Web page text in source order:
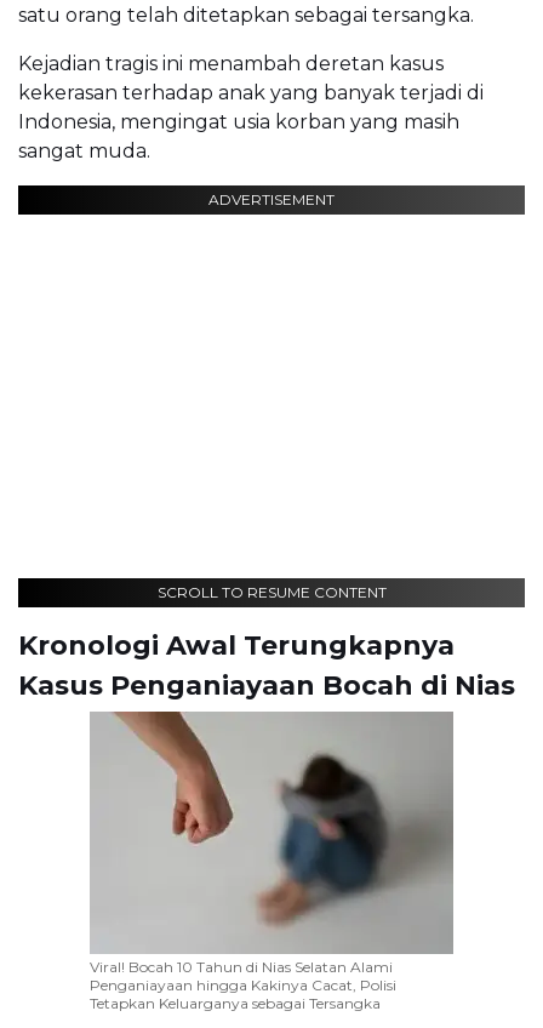
satu orang telah ditetapkan sebagai tersangka.
Kejadian tragis ini menambah deretan kasus
kekerasan terhadap anak yang banyak terjadi di
Indonesia, mengingat usia korban yang masih
sangat muda.
ADVERTISEMENT
SCROLL TO RESUME CONTENT
Kronologi Awal Terungkapnya
Kasus Penganiayaan Bocah di Nias
Viral! Bocah 10 Tahun di Nias Selatan Alami
Penganiayaan hingga Kakinya Cacat, Polisi
Tetapkan Keluarganya sebagai Tersangka